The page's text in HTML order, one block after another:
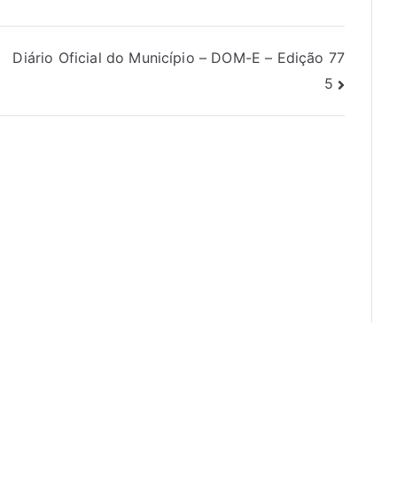
Diário Oficial do Município – DOM-E – Edição 77
5